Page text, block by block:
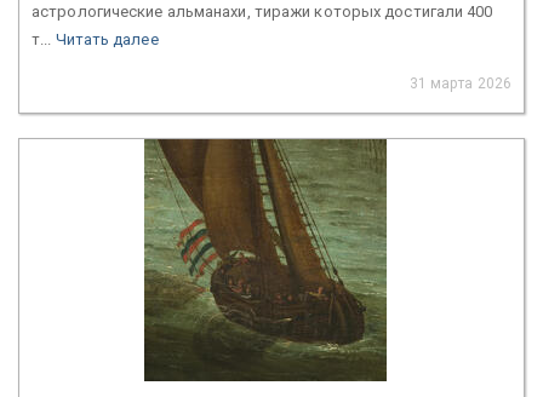
астрологические альманахи, тиражи которых достигали 400
т... Читать далее
31 марта 2026